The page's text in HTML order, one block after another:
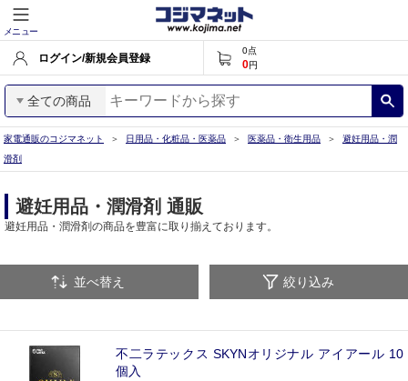
メニュー
ログイン/新規会員登録
0点
0円
全ての商品
家電通販のコジマネット 日用品・化粧品・医薬品 医薬品・衛生用品
避妊用品・潤
滑剤
避妊用品・潤滑剤 通販
避妊用品・潤滑剤の商品を豊富に取り揃えております。
並べ替え 絞り込み
不二ラテックス SKYNオリジナル アイアール 10
個入